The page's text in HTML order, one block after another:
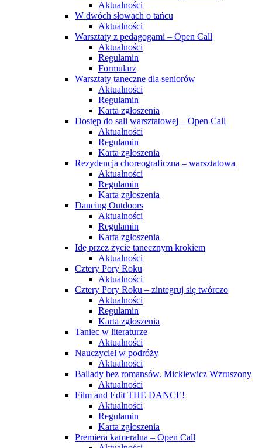
Aktualności
W dwóch słowach o tańcu
Aktualności
Warsztaty z pedagogami – Open Call
Aktualności
Regulamin
Formularz
Warsztaty taneczne dla seniorów
Aktualności
Regulamin
Karta zgłoszenia
Dostęp do sali warsztatowej – Open Call
Aktualności
Regulamin
Karta zgłoszenia
Rezydencja choreograficzna – warsztatowa
Aktualności
Regulamin
Karta zgłoszenia
Dancing Outdoors
Aktualności
Regulamin
Karta zgłoszenia
Idę przez życie tanecznym krokiem
Aktualności
Cztery Pory Roku
Aktualności
Cztery Pory Roku – zintegruj się twórczo
Aktualności
Regulamin
Karta zgłoszenia
Taniec w literaturze
Aktualności
Nauczyciel w podróży
Aktualności
Ballady bez romansów. Mickiewicz Wzruszony
Aktualności
Film and Edit THE DANCE!
Aktualności
Regulamin
Karta zgłoszenia
Premiera kameralna – Open Call